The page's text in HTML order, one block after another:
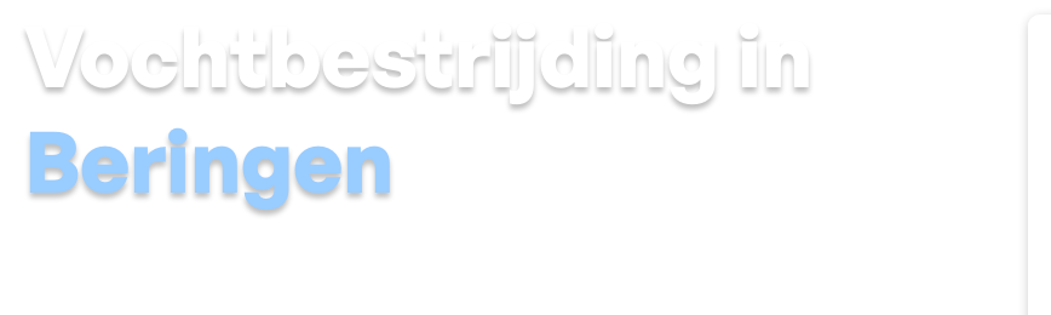
Vochtbestrijding in
Beringen